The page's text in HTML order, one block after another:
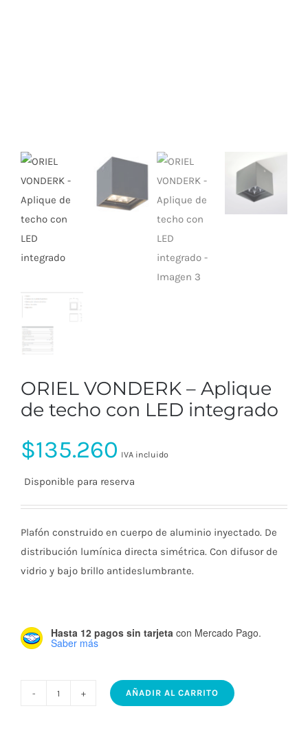
ORIEL VONDERK – Aplique
de techo con LED integrado
$135.260 IVA incluido
Disponible para reserva
Plafón construido en cuerpo de aluminio inyectado. De
distribución lumínica directa simétrica. Con difusor de
vidrio y bajo brillo antideslumbrante.
Hasta 12 pagos sin tarjeta con Mercado Pago.
Saber más
AÑADIR AL CARRITO